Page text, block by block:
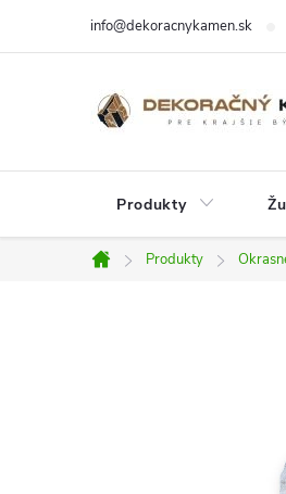
info@dekoracnykamen.sk
Produkty
Domov
Produkty